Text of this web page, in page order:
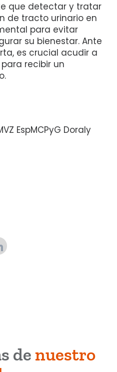
que detectar y tratar
de tracto urinario en
para evitar
su bienestar. Ante
es crucial acudir a
recibir un
EspMCPyG Doraly
denuestro